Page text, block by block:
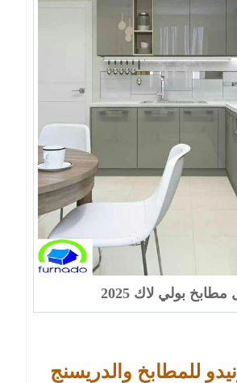
مطابخ بولي لاك 2025
للمطابخ والدريسنج